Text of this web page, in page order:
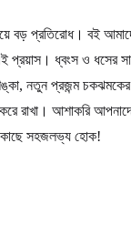
বড় প্রতিরোধ। বই
প্রয়াস। ধ্বংস ও ধসের
নতুন প্রজন্ম চকঝমকের
রাখা। আশাকরি
কাছে সহজলভ্য হোক!